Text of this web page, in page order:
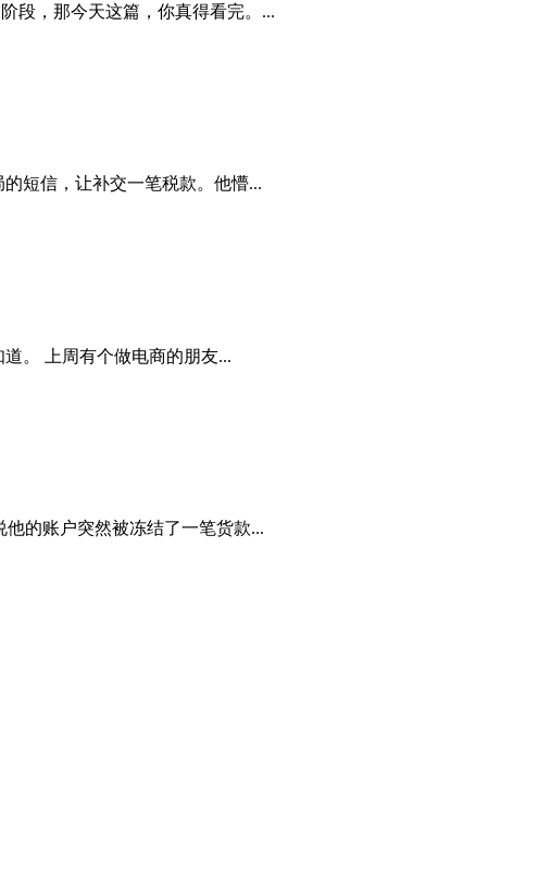
段，那今天这篇，你真得看完。...
短信，让补交一笔税款。他懵...
。 上周有个做电商的朋友...
的账户突然被冻结了一笔货款...